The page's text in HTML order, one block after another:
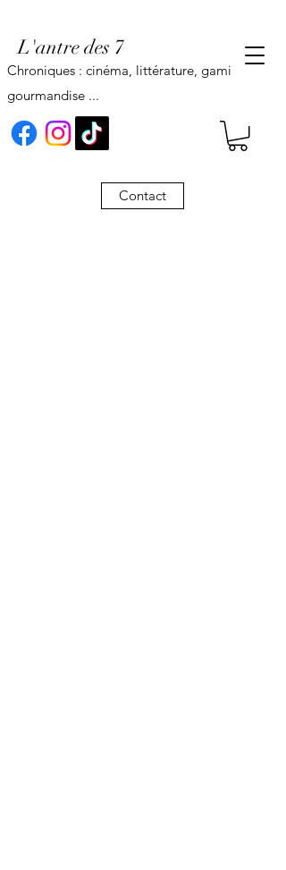
L'antre des 7
Contact
Chroniques : cinéma, littérature, gaming,
gourmandise ...